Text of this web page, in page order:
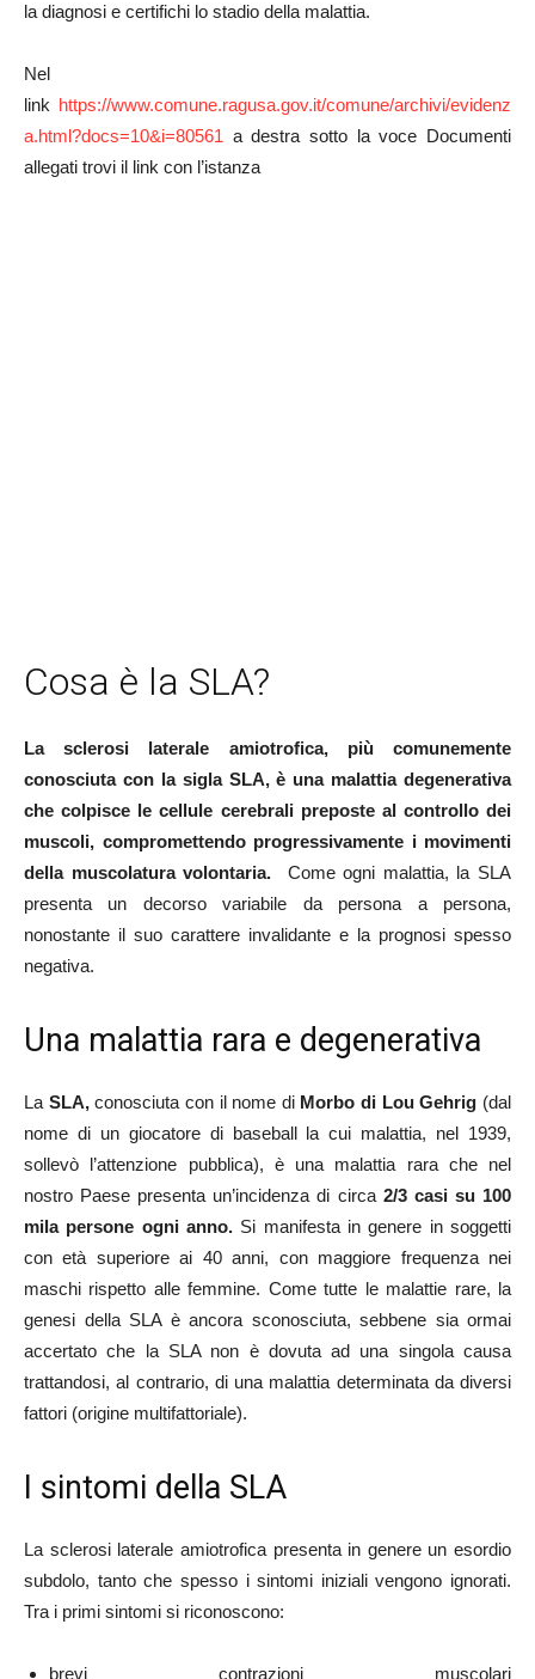
la diagnosi e certifichi lo stadio della malattia.
Nel
link https://www.comune.ragusa.gov.it/comune/archivi/evidenz
a.html?docs=10&i=80561 a destra sotto la voce Documenti
allegati trovi il link con l’istanza
Cosa è la SLA?
La sclerosi laterale amiotrofica, più comunemente
conosciuta con la sigla SLA, è una malattia degenerativa
che colpisce le cellule cerebrali preposte al controllo dei
muscoli, compromettendo progressivamente i movimenti
della muscolatura volontaria. Come ogni malattia, la SLA
presenta un decorso variabile da persona a persona,
nonostante il suo carattere invalidante e la prognosi spesso
negativa.
Una malattia rara e degenerativa
La SLA,conosciuta con il nome di Morbo di Lou Gehrig (dal
nome di un giocatore di baseball la cui malattia, nel 1939,
sollevò l’attenzione pubblica), è una malattia rara che nel
nostro Paese presenta un’incidenza di circa 2/3 casi su 100
mila persone ogni anno. Si manifesta in genere in soggetti
con età superiore ai 40 anni, con maggiore frequenza nei
maschi rispetto alle femmine. Come tutte le malattie rare, la
genesi della SLA è ancora sconosciuta, sebbene sia ormai
accertato che la SLA non è dovuta ad una singola causa
trattandosi, al contrario, di una malattia determinata da diversi
fattori (origine multifattoriale).
I sintomi della SLA
La sclerosi laterale amiotrofica presenta in genere un esordio
subdolo, tanto che spesso i sintomi iniziali vengono ignorati.
Tra i primi sintomi si riconoscono:
brevi contrazioni muscolari